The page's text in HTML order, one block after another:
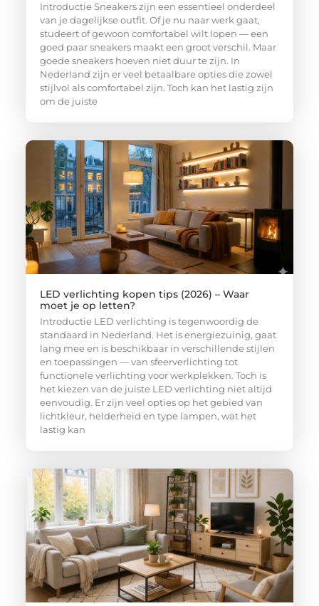
Introductie Sneakers zijn een essentieel onderdeel
van je dagelijkse outfit. Of je nu naar werk gaat,
studeert of gewoon comfortabel wilt lopen — een
goed paar sneakers maakt een groot verschil. Maar
goede sneakers hoeven niet duur te zijn. In
Nederland zijn er veel betaalbare opties die zowel
stijlvol als comfortabel zijn. Toch kan het lastig zijn
om de juiste
LED verlichting kopen tips (2026) – Waar
moet je op letten?
Introductie LED verlichting is tegenwoordig de
standaard in Nederland. Het is energiezuinig, gaat
lang mee en is beschikbaar in verschillende stijlen
en toepassingen — van sfeerverlichting tot
functionele verlichting voor werkplekken. Toch is
het kiezen van de juiste LED verlichting niet altijd
eenvoudig. Er zijn veel opties op het gebied van
lichtkleur, helderheid en type lampen, wat het
lastig kan